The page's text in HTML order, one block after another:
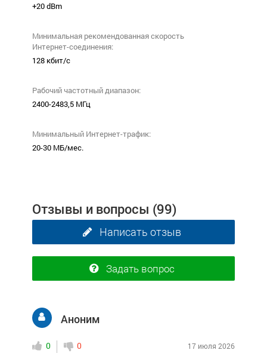
+20 dBm
Минимальная рекомендованная скорость
Интернет-соединения:
128 кбит/с
Рабочий частотный диапазон:
2400-2483,5 МГц
Минимальный Интернет-трафик:
20-30 МБ/мес.
Отзывы и вопросы (99)
Написать отзыв
Задать вопрос
Аноним
0 0 17 июля 2026